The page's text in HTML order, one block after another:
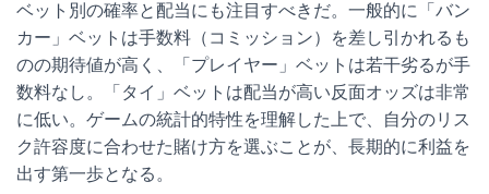
ベット別の確率と配当にも注目すべきだ。一般的に「バン
カー」ベットは手数料（コミッション）を差し引かれるも
のの期待値が高く、「プレイヤー」ベットは若干劣るが手
数料なし。「タイ」ベットは配当が高い反面オッズは非常
に低い。ゲームの統計的特性を理解した上で、自分のリス
ク許容度に合わせた賭け方を選ぶことが、長期的に利益を
出す第一歩となる。